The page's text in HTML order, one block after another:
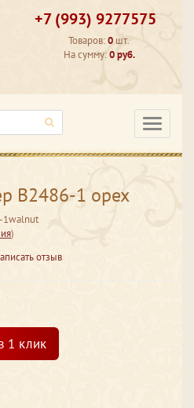
+7 (993) 9277575
Товаров:0 шт.
На сумму:0 руб.
B2486-1 орех
1walnut
)
отзыв
1 клик